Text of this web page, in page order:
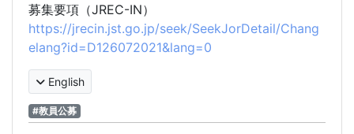
募集要項（JREC-IN）
https://jrecin.jst.go.jp/seek/SeekJorDetail/Chang
elang?id=D126072021&lang=0
English
#教員公募